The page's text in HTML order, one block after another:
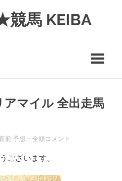
競馬 KEIBA
マイル 全出走馬
前 予想・全頭コメント
ございます。